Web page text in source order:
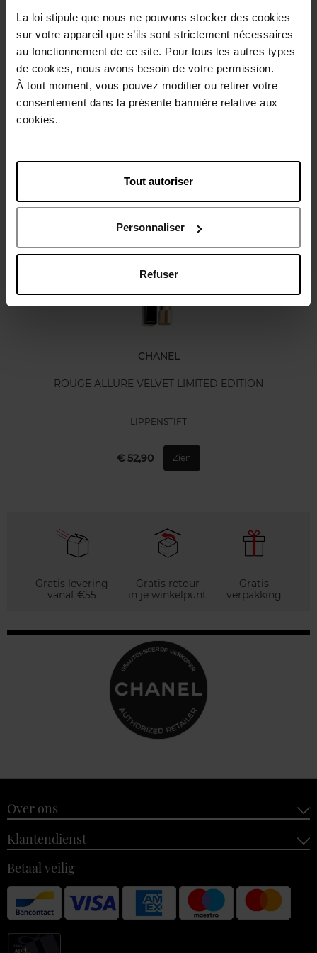
La loi stipule que nous ne pouvons stocker des cookies
sur votre appareil que s’ils sont strictement nécessaires
au fonctionnement de ce site. Pour tous les autres types
de cookies, nous avons besoin de votre permission.
À tout moment, vous pouvez modifier ou retirer votre
consentement dans la présente bannière relative aux
cookies.
Tout autoriser
Personnaliser
Refuser
Beschrijving
Gebruiksadvies
Nog iets vergeten ?
CHANEL
ROUGE ALLURE VELVET LIMITED EDITION
LIPPENSTIFT
€ 52,90 Zien
Gratis levering
vanaf €55
Gratis retour
in je winkelpunt
Gratis
verpakking
Over ons
Klantendienst
Betaal veilig